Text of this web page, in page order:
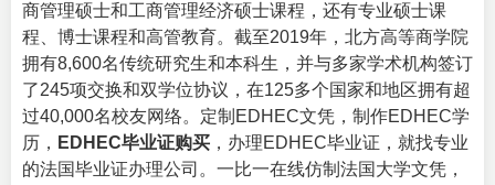
商管理硕士和工商管理经济硕士课程，还有专业硕士课
程、博士课程和高管教育。截至2019年，北方高等商学院
拥有8,600名传统研究生和本科生，并与多家学术机构签订
了245项交换和双学位协议，在125多个国家和地区拥有超
过40,000名校友网络。定制EDHEC文凭，制作EDHEC学
历， EDHEC毕业证购买 ，办理EDHEC毕业证，就找专业
的法国毕业证办理公司。一比一在线仿制法国大学文凭，